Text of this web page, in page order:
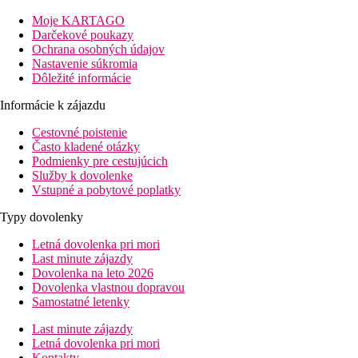
Vzdialenosť
pláže: 250 m
letisko: 25 km Heraklion, 127 km Chania
centrá: 0 km v centre
nákupných možností: 0 mv okolí hotela
Popis izby
Dvojlôžková izba
individuálne ovládaná klimatizácia
kúpeľňa/WC (sušič vlasov)
telefón
TV so satelitným príjmom
chladnička
balkón alebo terasa
detská postieľka na vyžiadanie (zadarmo)
Ostatné typy izieb(pokiaľ nie je uvedené inak, majú izby vyššie
Dvojposteľová izba, Výhľad mora:
Rodinná izba:
Informácie o hoteli
Moje KARTAGO
Darčekové poukazy
Ochrana osobných údajov
Nastavenie súkromia
Dôležité informácie
Informácie k zájazdu
Cestovné poistenie
Často kladené otázky
Podmienky pre cestujúcich
Služby k dovolenke
Vstupné a pobytové poplatky
Typy dovolenky
Letná dovolenka pri mori
Last minute zájazdy
Dovolenka na leto 2026
Dovolenka vlastnou dopravou
Samostatné letenky
Last minute zájazdy
Letná dovolenka pri mori